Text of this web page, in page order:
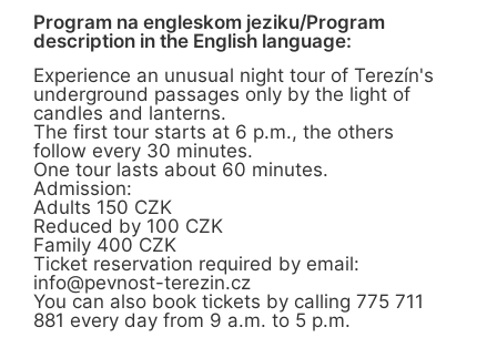
Program na engleskom jeziku/Program
description in the English language:
Experience an unusual night tour of Terezín's
underground passages only by the light of
candles and lanterns.
The first tour starts at 6 p.m., the others
follow every 30 minutes.
One tour lasts about 60 minutes.
Admission:
Adults 150 CZK
Reduced by 100 CZK
Family 400 CZK
Ticket reservation required by email:
info@pevnost-terezin.cz
You can also book tickets by calling 775 711
881 every day from 9 a.m. to 5 p.m.